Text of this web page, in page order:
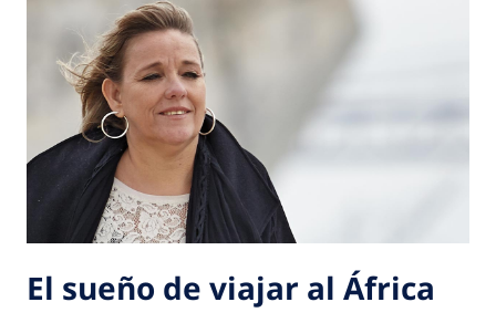
El sueño de viajar al África